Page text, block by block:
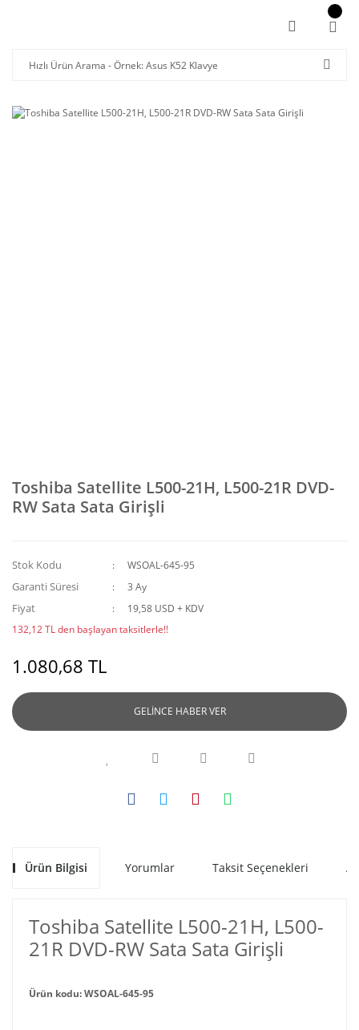
Toshiba Satellite L500-21H, L500-21R DVD-
RW Sata Sata Girişli
Stok Kodu WSOAL-645-95
Garanti Süresi 3 Ay
Fiyat
19,58 USD + KDV
132,12 TL den başlayan taksitlerle!!
1.080,68 TL
GELİNCE HABER VER
Ürün Bilgisi Yorumlar Taksit Seçenekleri
Toshiba Satellite L500-21H, L500-
21R DVD-RW Sata Sata Girişli
Ürün kodu: WSOAL-645-95